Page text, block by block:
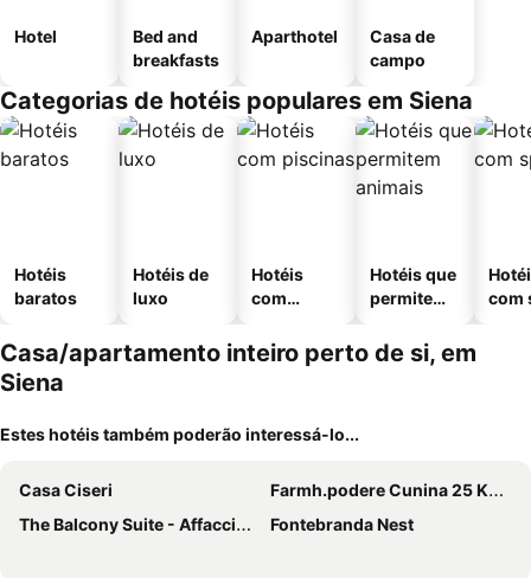
Hotel
Bed and
breakfasts
Aparthotel
Casa de
campo
Categorias de hotéis populares em Siena
Hotéis
baratos
Hotéis de
luxo
Hotéis
com
Hotéis que
permitem
com
Casa/apartamento inteiro perto de si, em
Siena
Estes hotéis também poderão interessá-lo...
Casa Ciseri
Farmh.podere Cunina 25 Km South Siena/ Montalcino Taking Cooking Class
The Balcony Suite - Affaccio Su Piazza Del Campo
Fontebranda Nest